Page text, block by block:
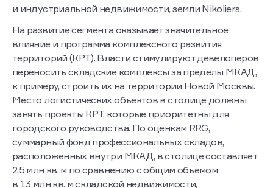
региональный директор департамента складской
На развитие сегмента оказывает значительное
влияние и программа комплексного развития
территорий (КРТ). Власти стимулируют девелоперов
переносить складские комплексы за пределы МКАД,
к примеру, строить их на территории Новой Москвы.
Место логистических объектов в столице должны
занять проекты КРТ, которые приоритетны для
городского руководства. По оценкам RRG,
суммарный фонд профессиональных складов,
расположенных внутри МКАД, в столице составляет
2,5 млн кв. м по сравнению с общим объемом